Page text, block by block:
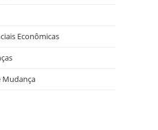
Econômicas
Mudança